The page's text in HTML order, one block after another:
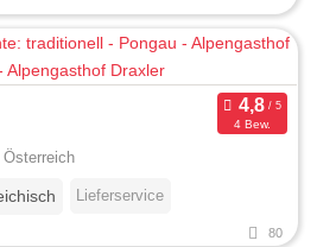
4 Bew.
Lieferservice
80